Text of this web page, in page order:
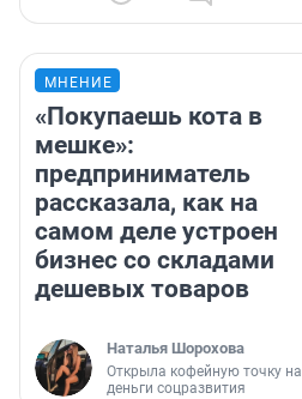
МНЕНИЕ
«Покупаешь кота в
мешке»:
предприниматель
рассказала, как на
самом деле устроен
бизнес со складами
дешевых товаров
Наталья Шорохова
Открыла кофейную точку на
деньги соцразвития